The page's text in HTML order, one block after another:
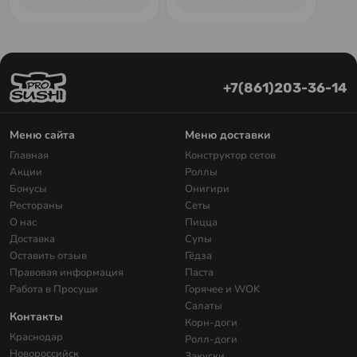
+7(861)203-36-14
Меню сайта
Главная
Акции
Бонусы
Рестораны
О нас
Доставка
Оставить отзыв
Правовая информация
Работа в Просуши
Контакты
Краснодар
Новороссийск
Меню доставки
Конструктор сетов
Роллы
Онигири
Сеты
Пицца
Супы
Гёдза
Паста
Горячее и WOK
Салаты
Корн-доги
Ролл-доги